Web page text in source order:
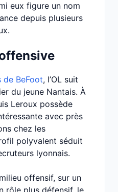
eux figure un nom
depuis plusieurs
de BeFoot, l’OL suit
du jeune Nantais. À
Leroux possède
avec près
chez les
polyvalent séduit
lyonnais.
offensif, sur un
rôle plus défensif, le